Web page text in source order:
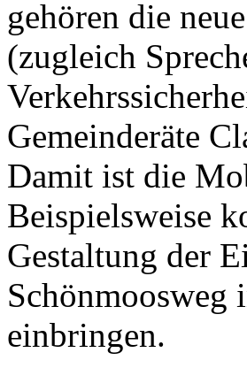
gehören die
(zugleich
Gemeinderäte
Damit ist die
Beispielsweise
Gestaltung der
Schönmoosweg
einbringen.